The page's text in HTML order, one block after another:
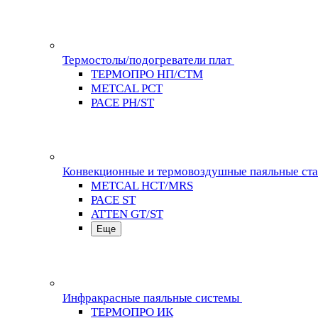
Термостолы/подогреватели плат
ТЕРМОПРО НП/СТМ
METCAL PCT
PACE PH/ST
Конвекционные и термовоздушные паяльные
METCAL HCT/MRS
PACE ST
ATTEN GT/ST
Еще
Инфракрасные паяльные системы
ТЕРМОПРО ИК